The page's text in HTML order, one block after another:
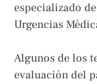
especializado
Urgencias
Algunos de los
evaluación del